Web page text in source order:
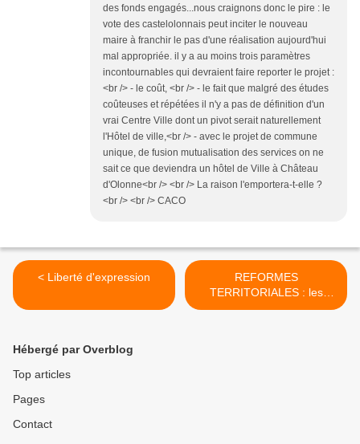
des fonds engagés...nous craignons donc le pire : le
vote des castelolonnais peut inciter le nouveau
maire à franchir le pas d'une réalisation aujourd'hui
mal appropriée. il y a au moins trois paramètres
incontournables qui devraient faire reporter le projet :
<br /> - le coût, <br /> - le fait que malgré des études
coûteuses et répétées il n'y a pas de définition d'un
vrai Centre Ville dont un pivot serait naturellement
l'Hôtel de ville,<br /> - avec le projet de commune
unique, de fusion mutualisation des services on ne
sait ce que deviendra un hôtel de Ville à Château
d'Olonne<br /> <br /> La raison l'emportera-t-elle ?
<br /> <br /> CACO
< Liberté d'expression
REFORMES
TERRITORIALES : les
gouvernements français en
Hébergé par Overblog
Top articles
Pages
Contact